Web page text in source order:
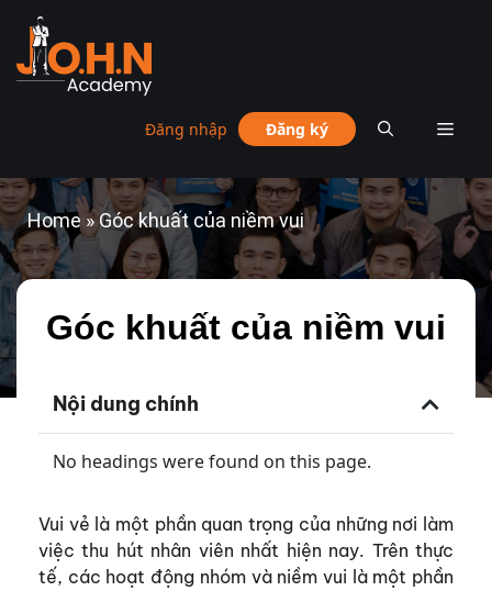
Đăng nhập Đăng ký
Home »Góc khuất của niềm vui
Góc khuất của niềm vui
Nội dung chính
No headings were found on this page.
Vui vẻ là một phần quan trọng của những nơi làm
việc thu hút nhân viên nhất hiện nay. Trên thực
tế, các hoạt động nhóm và niềm vui là một phần